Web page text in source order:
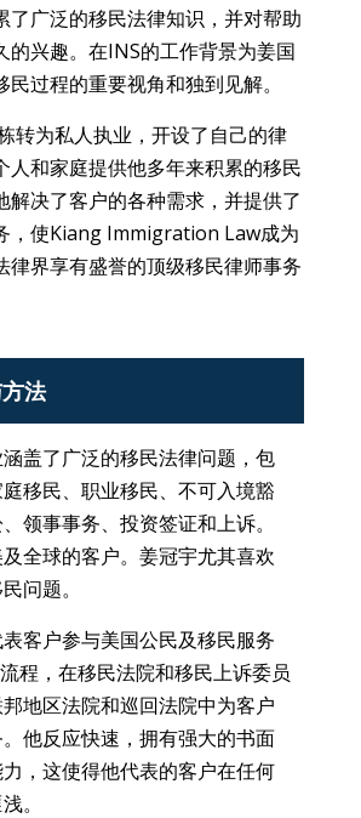
了广泛的移民法律知识，并对帮助
的兴趣。在INS的工作背景为姜国
过程的重要视角和独到见解。
转为私人执业，开设了自己的律
人和家庭提供他多年来积累的移民
解决了客户的各种需求，并提供了
，使Kiang Immigration Law成为
律界享有盛誉的顶级移民律师事务
法
盖了广泛的移民法律问题，包
移民、职业移民、不可入境豁
领事事务、投资签证和上诉。
全球的客户。姜冠宇尤其喜欢
问题。
客户参与美国公民及移民服务
程，在移民法院和移民上诉委员
地区法院和巡回法院中为客户
他反应快速，拥有强大的书面
，这使得他代表的客户在任何
。